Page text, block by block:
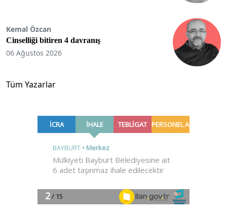
Kemal Özcan
Cinselliği bitiren 4 davranış
06 Ağustos 2026
Tüm Yazarlar